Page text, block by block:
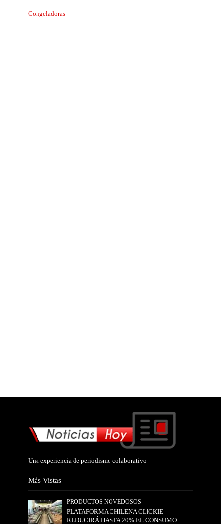
Congeladoras
Una experiencia de periodismo colaborativo
Más Vistas
PRODUCTOS NOVEDOSOS
PLATAFORMA CHILENA CLICKIE
REDUCIRÁ HASTA 20% EL CONSUMO